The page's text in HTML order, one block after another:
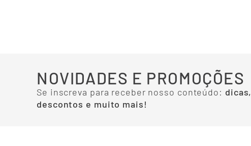
NOVIDADES E PROMOÇÕES
Se inscreva para receber nosso conteúdo: dicas,
descontos e muito mais!